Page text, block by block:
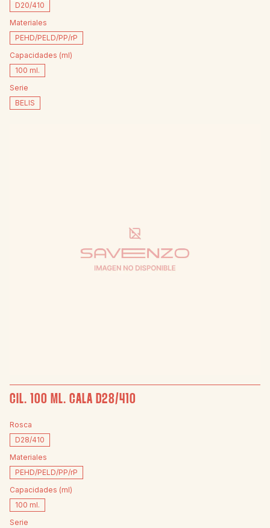
D20/410
Materiales
PEHD/PELD/PP/rP
Capacidades (ml)
100 ml.
Serie
BELIS
CIL. 100 ML. CALA D28/410
Rosca
D28/410
Materiales
PEHD/PELD/PP/rP
Capacidades (ml)
100 ml.
Serie